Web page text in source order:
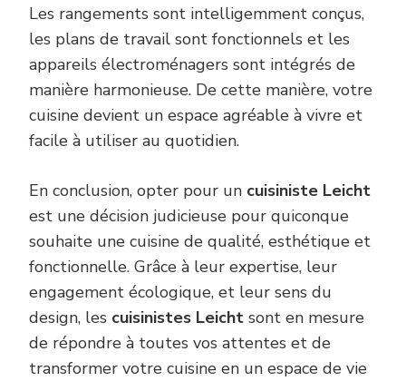
Les rangements sont intelligemment conçus,
les plans de travail sont fonctionnels et les
appareils électroménagers sont intégrés de
manière harmonieuse. De cette manière, votre
cuisine devient un espace agréable à vivre et
facile à utiliser au quotidien.
En conclusion, opter pour un cuisiniste Leicht
est une décision judicieuse pour quiconque
souhaite une cuisine de qualité, esthétique et
fonctionnelle. Grâce à leur expertise, leur
engagement écologique, et leur sens du
design, les cuisinistes Leicht sont en mesure
de répondre à toutes vos attentes et de
transformer votre cuisine en un espace de vie